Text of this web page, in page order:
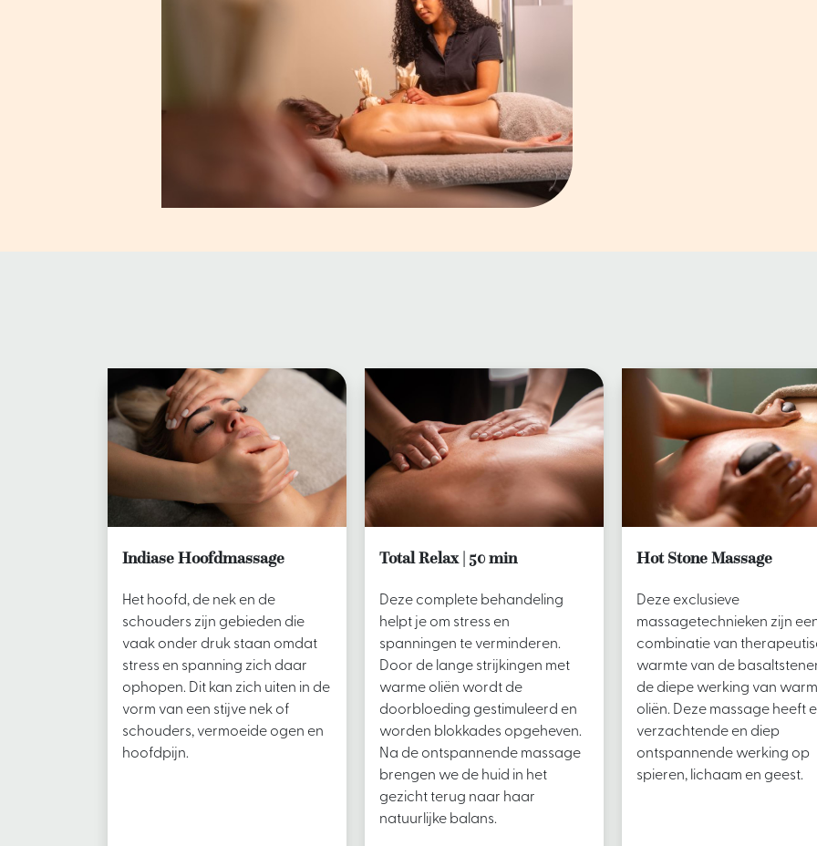
Indiase Hoofdmassage
Het hoofd, de nek en de
schouders zijn gebieden die
vaak onder druk staan omdat
stress en spanning zich daar
ophopen. Dit kan zich uiten in de
vorm van een stijve nek of
schouders, vermoeide ogen en
hoofdpijn.
Total Relax | 50 min
Deze complete behandeling
helpt je om stress en
spanningen te verminderen.
Door de lange strijkingen met
warme oliën wordt de
doorbloeding gestimuleerd en
worden blokkades opgeheven.
Na de ontspannende massage
brengen we de huid in het
gezicht terug naar haar
natuurlijke balans.
Hot Stone Massage
Deze exclusieve
massagetechnieken zijn
combinatie van
warmte van de
de diepe werking van
oliën. Deze massage heeft
verzachtende en diep
ontspannende werking op
spieren, lichaam en geest.